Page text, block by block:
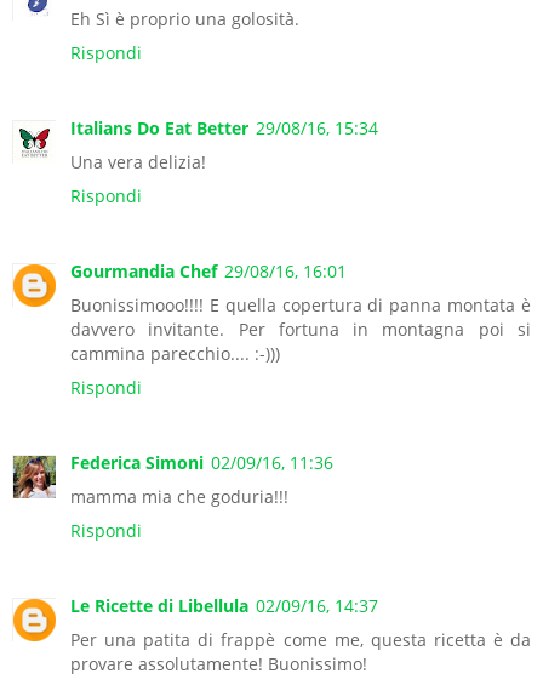
Eh Sì è proprio una golosità.
Rispondi
Italians Do Eat Better 29/08/16, 15:34
Una vera delizia!
Rispondi
Gourmandia Chef 29/08/16, 16:01
Buonissimooo!!!! E quella copertura di panna montata è
davvero invitante. Per fortuna in montagna poi si
cammina parecchio.... :-)))
Rispondi
Federica Simoni 02/09/16, 11:36
mamma mia che goduria!!!
Rispondi
Le Ricette di Libellula 02/09/16, 14:37
Per una patita di frappè come me, questa ricetta è da
provare assolutamente! Buonissimo!